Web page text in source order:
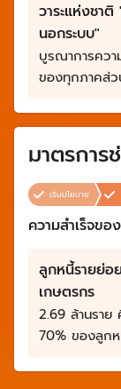
วาระแห่งชา
นอกระบบ"
บูรณาการคว
ของทุกภาคส่ว
ระบบ” ให้เกิด
ธรรมอย่างจริ
มาตรการ
เริ่มนโยบาย
ความสำเร็จขอ
ลูกหนี้รายย่อ
เกษตรกร
2.69 ล้านราย
70% ของลูก